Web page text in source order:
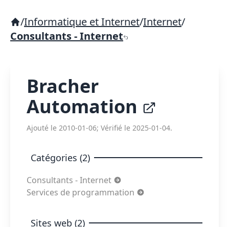
/Informatique et Internet/Internet/
Consultants - Internet
Bracher
Automation
Ajouté le 2010-01-06; Vérifié le 2025-01-04.
Catégories (2)
Consultants - Internet
Services de programmation
Sites web (2)